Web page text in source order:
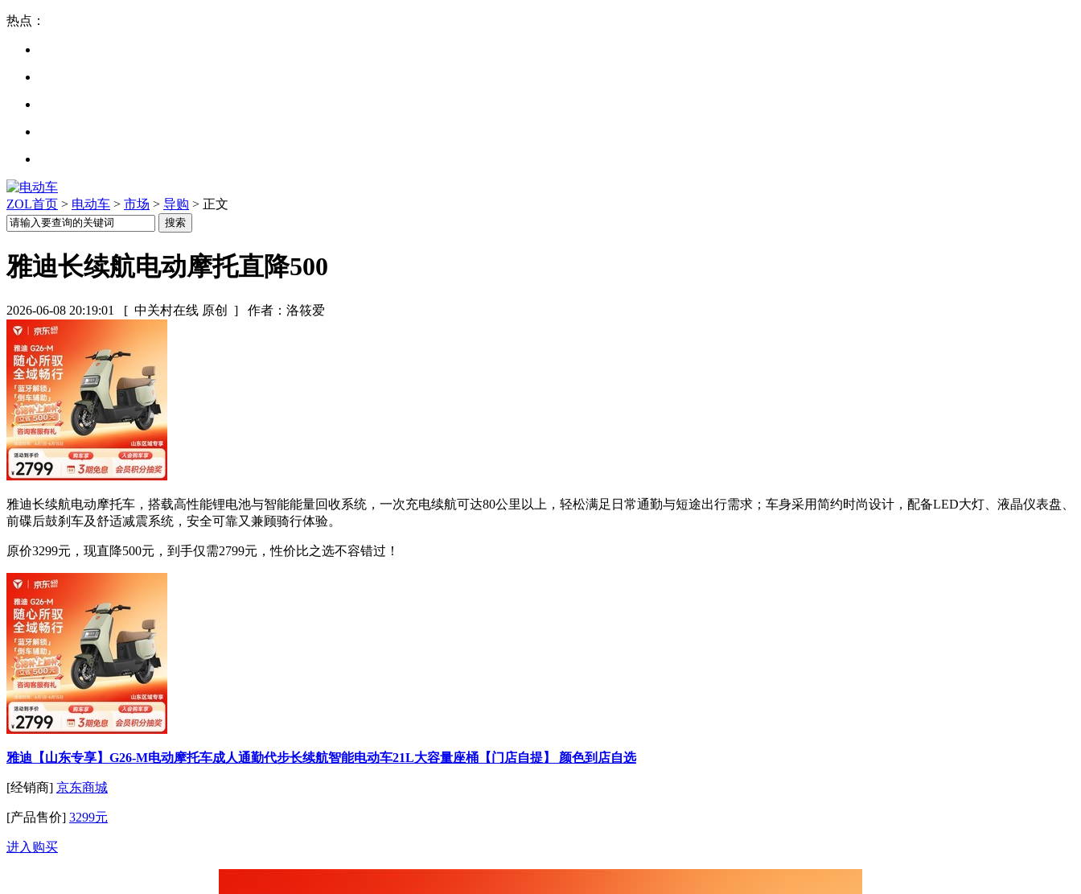
热点：
ZOL首页 > 电动车 > 市场 > 导购 > 正文
雅迪长续航电动摩托直降500
2026-06-08 20:19:01 [ 中关村在线 原创 ] 作者：洛筱爱
雅迪长续航电动摩托车，搭载高性能锂电池与智能能量回收系统，一次充电续航可达80公里以上，轻松满足日常通勤与短途出行需求；车身采用简约时尚设计，配备LED大灯、液晶仪表盘、
前碟后鼓刹车及舒适减震系统，安全可靠又兼顾骑行体验。
原价3299元，现直降500元，到手仅需2799元，性价比之选不容错过！
雅迪【山东专享】G26-M电动摩托车成人通勤代步长续航智能电动车21L大容量座桶【门店自提】 颜色到店自选
[经销商] 京东商城
[产品售价] 3299元
进入购买